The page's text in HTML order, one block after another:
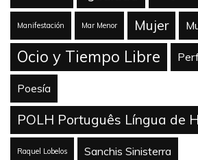
Manifestación Mar Menor Mujer
Ocio y Tiempo Libre
Poesía
POLH Português Língua de
Raquel Lobelos Sanchis Sinisterra